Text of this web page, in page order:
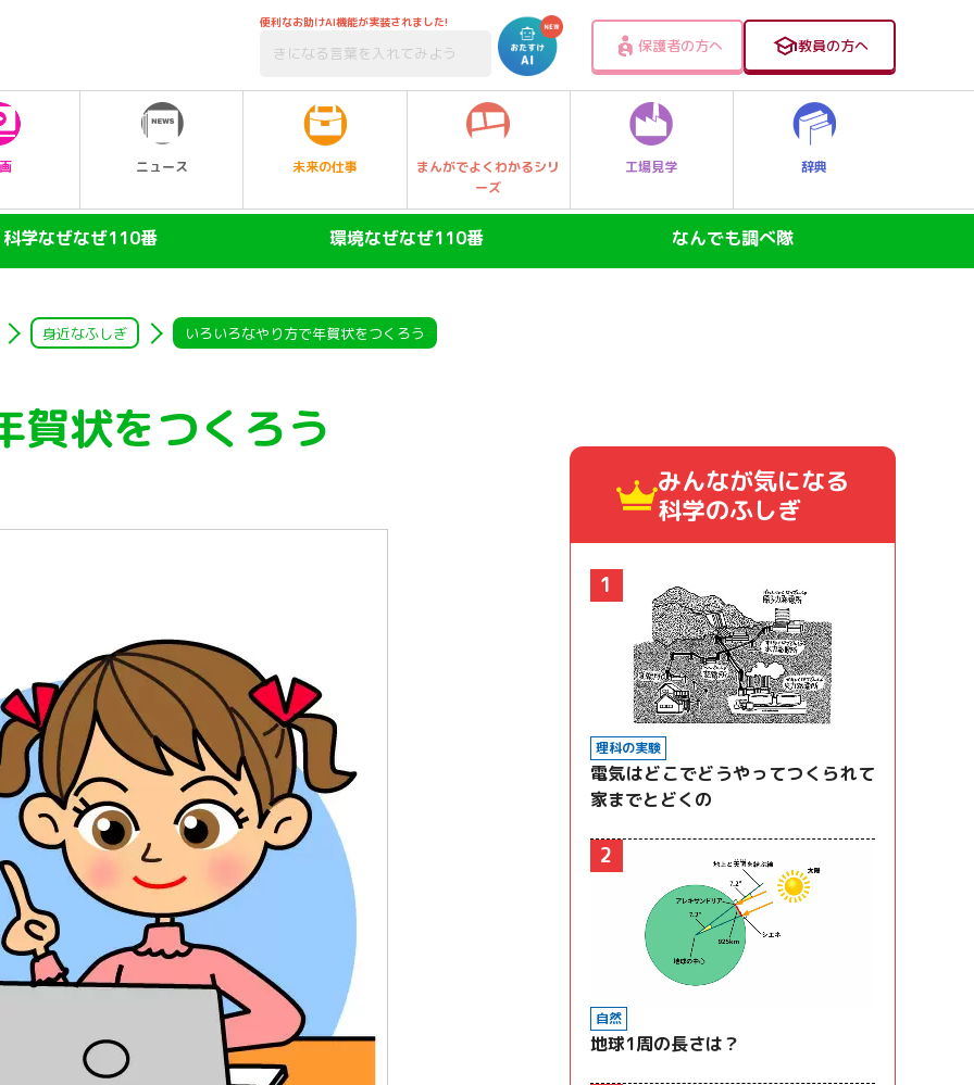
便利なお助けAI機能が実装されました!
保護者の方へ 教員の方へ
ニュース 未来の仕事
まんがでよくわかるシリ
ーズ
工場見学 辞典
科学なぜなぜ110番
陸の動物
水の動物
理科の実験
環境なぜなぜ110番
自然・生物
なんでも調べ隊
身近なふしぎ いろいろなやり方で年賀状をつくろう
賀状をつくろう
みんなが気になる
科学のふしぎ
1
理科の実験
電気はどこでどうやってつくられて
家までとどくの
2
自然
地球1周の長さは？